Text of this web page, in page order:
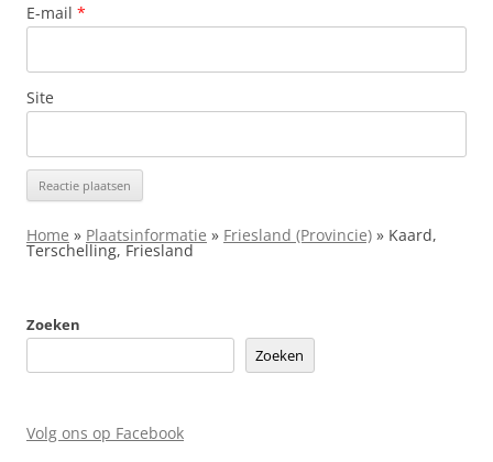
E-mail *
Site
Home » Plaatsinformatie » Friesland (Provincie) » Kaard,
Terschelling, Friesland
Zoeken
Zoeken
Volg ons op Facebook